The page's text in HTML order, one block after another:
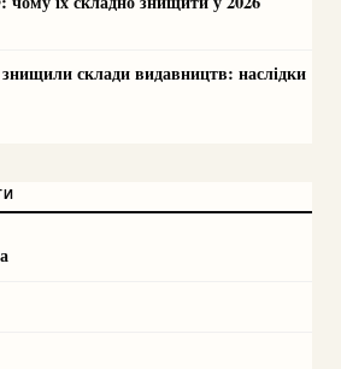
знищили склади видавництв: наслідки